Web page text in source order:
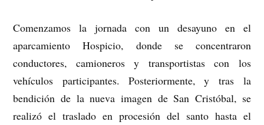
Comenzamos la jornada con un desayuno en el
aparcamiento Hospicio, donde se concentraron
conductores, camioneros y transportistas con los
vehículos participantes. Posteriormente, y tras la
bendición de la nueva imagen de San Cristóbal, se
realizó el traslado en procesión del santo hasta el